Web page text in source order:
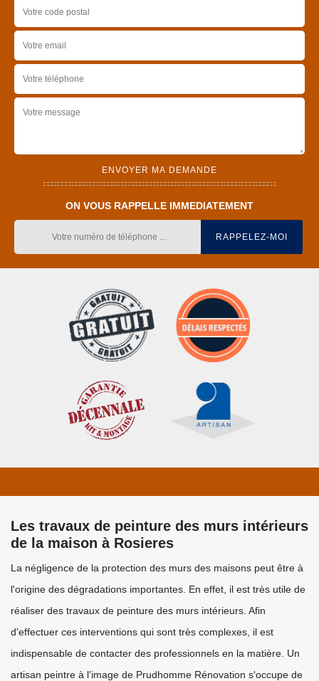
ON VOUS RAPPELLE IMMEDIATEMENT
Les travaux de peinture des murs intérieurs
de la maison à Rosieres
La négligence de la protection des murs des maisons peut être à
l'origine des dégradations importantes. En effet, il est très utile de
réaliser des travaux de peinture des murs intérieurs. Afin
d'effectuer ces interventions qui sont très complexes, il est
indispensable de contacter des professionnels en la matière. Un
artisan peintre à l'image de Prudhomme Rénovation s'occupe de